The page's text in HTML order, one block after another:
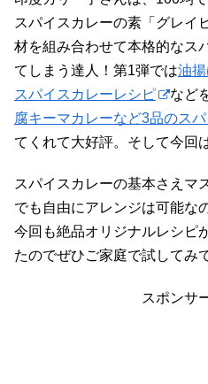
スパイスカレーの素「グレイ
材を組み合わせて本格的なス
てしまう達人！第1弾では油
スパイスカレーレシピ
など
腐キーマカレーなど3品のス
てくれて大好評。そして今回
スパイスカレーの基本さえマ
でも自由にアレンジは可能な
今回も絶品オリジナルレシピ
たのでぜひご家庭で試してみ
スポンサ